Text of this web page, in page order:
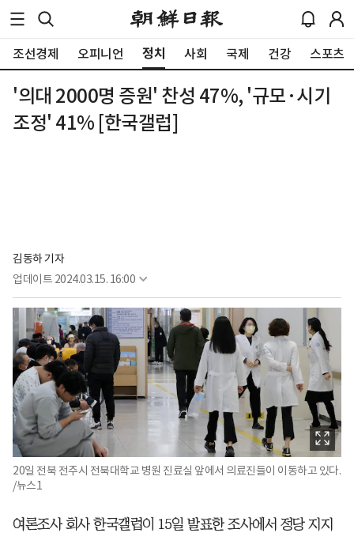
조선경제 오피니언 정치 사회 국제 건강 스포츠
'의대 2000명 증원' 찬성 47%, '규모·시기
조정' 41% [한국갤럽]
김동하 기자
업데이트 2024.03.15. 16:00
20일 전북 전주시 전북대학교 병원 진료실 앞에서 의료진들이 이동하고 있다.
/뉴스1
여론조사 회사 한국갤럽이 15일 발표한 조사에서 정당 지지